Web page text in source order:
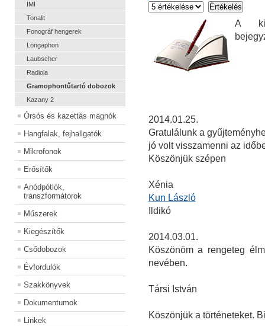
IMI
Tonalit
Fonográf hengerek
Longaphon
Laubscher
Radiola
Gramophontűtartó dobozok
Kazany 2
Órsós és kazettás magnók
Hangfalak, fejhallgatók
Mikrofonok
Erősítők
Anódpótlók,
transzformátorok
Műszerek
Kiegészítők
Csődobozok
Évfordulók
Szakkönyvek
Dokumentumok
Linkek
A
2014.01.25.
Gratulálunk a
jó volt visszamenni az
Köszönjük szépen
Xénia
Kun László
Ildikó
2014.03.01.
Köszönöm a rengeteg
nevében.
Társi István
Köszönjük a történeteket.